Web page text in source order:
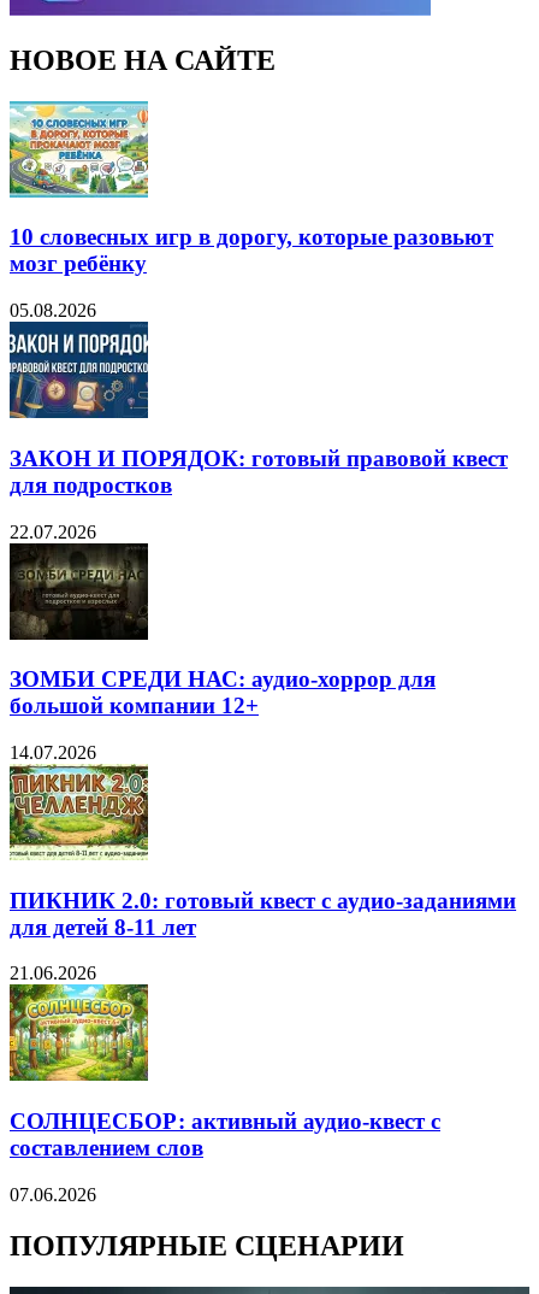
НОВОЕ НА САЙТЕ
10 словесных игр в дорогу, которые разовьют
мозг ребёнку
05.08.2026
ЗАКОН И ПОРЯДОК: готовый правовой квест
для подростков
22.07.2026
ЗОМБИ СРЕДИ НАС: аудио-хоррор для
большой компании 12+
14.07.2026
ПИКНИК 2.0: готовый квест с аудио-заданиями
для детей 8-11 лет
21.06.2026
СОЛНЦЕСБОР: активный аудио-квест с
составлением слов
07.06.2026
ПОПУЛЯРНЫЕ СЦЕНАРИИ